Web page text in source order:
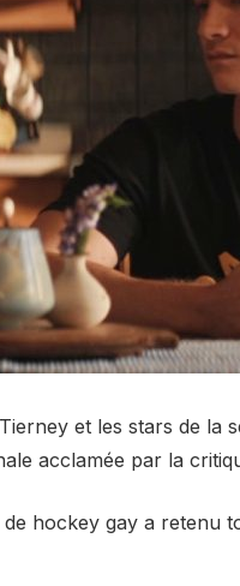
et les stars de la
acclamée par la
hockey gay a retenu